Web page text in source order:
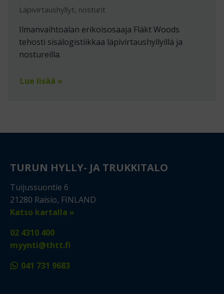
Läpivirtaushyllyt, nosturit
Ilmanvaihtoalan erikoisosaaja Fläkt Woods
tehosti sisälogistiikkaa läpivirtaushyllyillä ja
nostureilla.
Lue lisää »
TURUN HYLLY- JA TRUKKITALO
Tuijussuontie 6
21280 Raisio, FINLAND
Katso kartalla »
02 4310 400
myynti@thtt.fi
041 731 9683